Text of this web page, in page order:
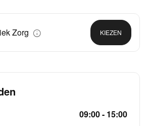
Zorg KIEZEN
09:00 - 15:00